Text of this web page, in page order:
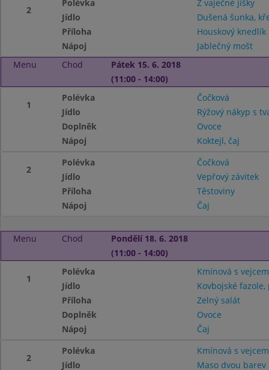
2
Polévka
Z vaječné jíšky
Jídlo
Dušená šunka,
Příloha
Houskový knedlík
Nápoj
Jablečný mošt
Menu
Chod
Pátek 15. 6. 2018
(11:00 - 14:00)
1
Polévka
Čočková
Jídlo
Rýžový nákyp s
Doplněk
Ovoce
Nápoj
Koktejl, čaj
2
Polévka
Čočková
Jídlo
Vepřový závitek
Příloha
Těstoviny
Nápoj
Čaj
Menu Chod
Pondělí 18. 6. 2018
(11:00 - 14:00)
1
Polévka
Kmínová s vejcem
Jídlo
Kovbojské fazole,
Příloha
Zelný salát
Doplněk
Ovoce
Nápoj
Čaj
2
Polévka
Kmínová s vejcem
Jídlo
Maso dvou barev